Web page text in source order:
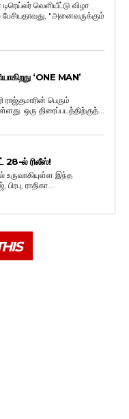
வெளியீட்டு விழா
‘ONE MAN’
ராஜ்குமாரின் பெரும்
ஒரு திரைப்படத்திற்குத்...
28-ல் ரிலீஸ்!
இந்த
ராதிகா...